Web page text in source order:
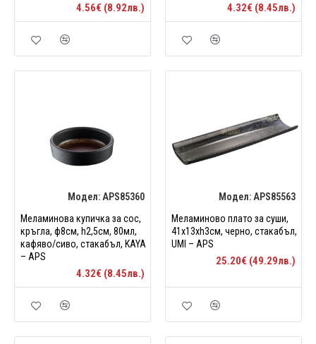
4.56€ (8.92лв.) 4.32€ (8.45лв.)
Модел: APS85360
Меламинова купичка за сос,
кръгла, ф8см, h2,5см, 80мл,
кафяво/сиво, стакабъл, KAYA
– APS
4.32€ (8.45лв.)
Модел: APS85563
Меламиново плато за суши,
41x13xh3см, черно, стакабъл,
UMI – APS
25.20€ (49.29лв.)